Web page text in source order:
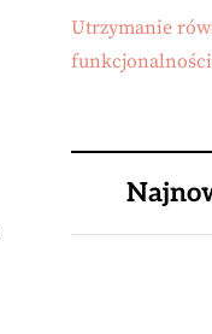
Utrzymanie